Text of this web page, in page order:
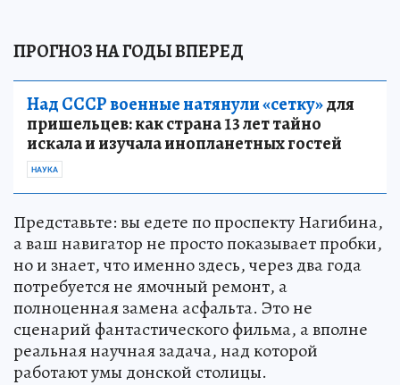
ПРОГНОЗ НА ГОДЫ ВПЕРЕД
Над СССР военные натянули «сетку»для
пришельцев: как страна 13 лет тайно
искала и изучала инопланетных гостей
НАУКА
Представьте: вы едете по проспекту Нагибина,
а ваш навигатор не просто показывает пробки,
но и знает, что именно здесь, через два года
потребуется не ямочный ремонт, а
полноценная замена асфальта. Это не
сценарий фантастического фильма, а вполне
реальная научная задача, над которой
работают умы донской столицы.